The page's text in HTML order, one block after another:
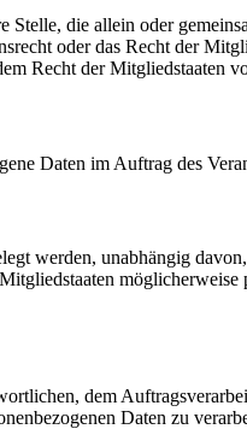
die allein oder
oder das Recht der
Recht der Mitgliedstaaten
Daten im Auftrag des
werden, unabhängig
möglicherweise
dem
Daten zu